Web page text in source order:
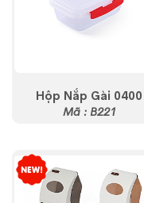
Hộp Nắp Gài 0400
Mã : B221